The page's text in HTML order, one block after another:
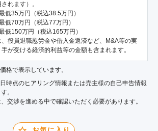
れます）。
低35万円（税込38.5万円）
低70万円（税込77万円）
低150万円（税込165万円）
、役員退職慰労金や借入金返済など、M&A等の実
が受ける経済的利益等の金額も含まれます。
格で表示しています。
時点のヒアリング情報または売主様の自己申告情報
。
交渉を進める中で確認いただく必要があります。